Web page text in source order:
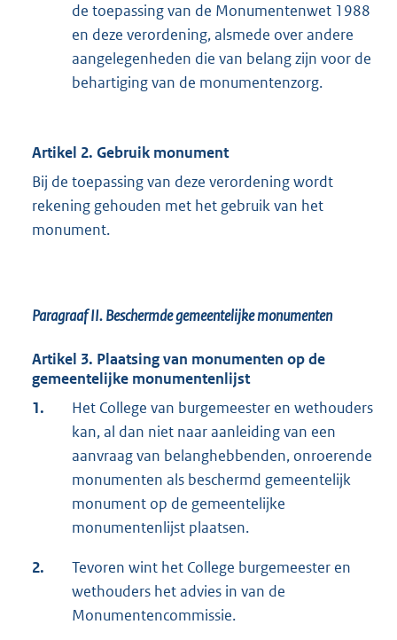
de toepassing van de Monumentenwet 1988
en deze verordening, alsmede over andere
aangelegenheden die van belang zijn voor de
behartiging van de monumentenzorg.
Artikel 2. Gebruik monument
Bij de toepassing van deze verordening wordt
rekening gehouden met het gebruik van het
monument.
Paragraaf II.Beschermde gemeentelijke monumenten
Artikel 3. Plaatsing van monumenten op de
gemeentelijke monumentenlijst
1.
Het College van burgemeester en wethouders
kan, al dan niet naar aanleiding van een
aanvraag van belanghebbenden, onroerende
monumenten als beschermd gemeentelijk
monument op de gemeentelijke
monumentenlijst plaatsen.
2.
Tevoren wint het College burgemeester en
wethouders het advies in van de
Monumentencommissie.